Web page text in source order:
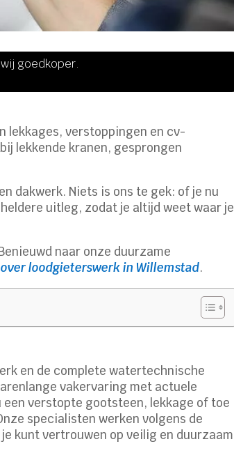
goedkoper.
lekkages, verstoppingen en cv-
lekkende kranen, gesprongen
dakwerk. Niets is ons te gek: of je nu
uitleg, zodat je altijd weet waar je
naar onze duurzame
loodgieterswerk in Willemstad.
en de complete watertechnische
vakervaring met actuele
verstopte gootsteen, lekkage of toe
specialisten werken volgens de
kunt vertrouwen op veilig en duurzaam